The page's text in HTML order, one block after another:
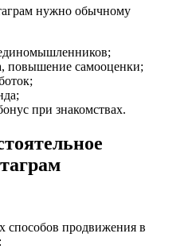
нужно обычному
повышение самооценки;
при знакомствах.
способов продвижения в